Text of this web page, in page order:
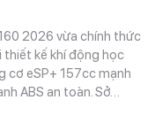
2026 vừa chính thức
thiết kế khí động học
cơ eSP+ 157cc mạnh
ABS an toàn. Sở…